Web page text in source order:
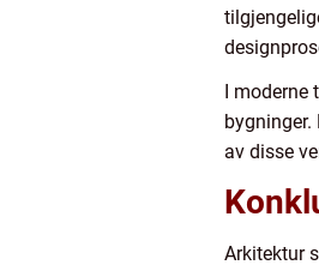
I moderne
av disse
Arkitektur